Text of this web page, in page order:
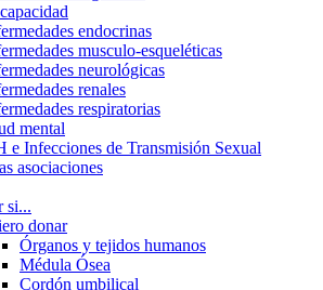
endocrinas
musculo-esqueléticas
neurológicas
renales
respiratorias
mental
e Infecciones de Transmisión Sexual
asociaciones
si...
donar
Órganos y tejidos humanos
Médula Ósea
Cordón umbilical